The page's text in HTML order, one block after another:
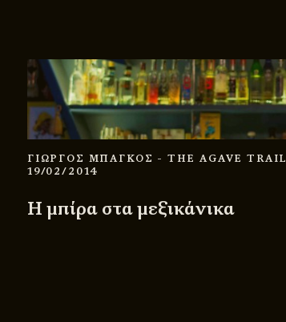
ΓΙΩΡΓΟΣ ΜΠΑΓΚΟΣ - THE AGAVE TRAIL
19/02/2014
Η μπίρα στα μεξικάνικα